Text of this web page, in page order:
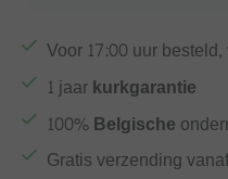
Voor 17:00 uur
1 jaarkurkgarantie
100%Belgische
Gratis verzending vanaf